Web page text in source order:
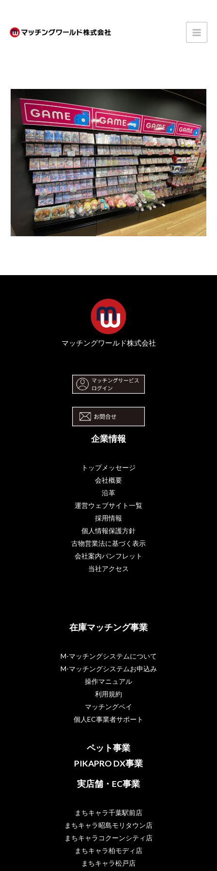
マッチングワールド株式会社
企業情報
トップメッセージ
会社概要
沿革
運営ウェブサイト一覧
採用情報
個人情報保護方針
古物営業法に基づく表示
会社案内パンフレット
当社アクセス
在庫マッチング事業
M-マッチングシステムについて
M-マッチングシステムお申込み
操作マニュアル
利用規約
マッチングペイ
個人EC事業者サポート
ペット事業
PIKAPRO DX事業
実店舗・EC事業
まちキャラ千葉駅前店
まちキャラ昭島モリタウン店
まちキャラコクーンシティ店
まちキャラ柏モディ店
まちキャラ松戸店